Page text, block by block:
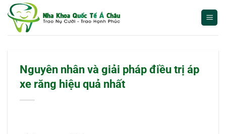
qua
Nguyên nhân và giải pháp điều trị áp
xe răng hiệu quả nhất